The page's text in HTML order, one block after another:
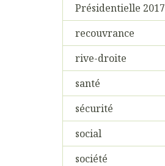
Présidentielle 2017
recouvrance
rive-droite
santé
sécurité
social
société